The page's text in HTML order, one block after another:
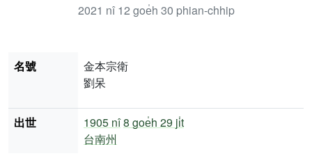
2021 nî 12 goe̍h 30 phian-chhip
名號
金本宗衛
劉呆
出世 1905 nî8 goe̍h 29 ji̍t
台南州